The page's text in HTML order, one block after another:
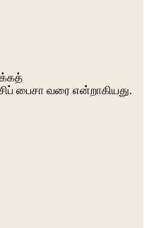
பைசா வரை என்றாகியது.